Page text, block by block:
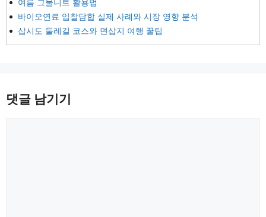
바이오연료 입찰담합 실제 사례와 시장 영향 분석
삽시도 둘레길 코스와 면삽지 여행 꿀팁
댓글 남기기